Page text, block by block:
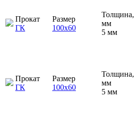
Прокат
ГК
Размер
100х60
Толщина,
мм
5 мм
Прокат
ГК
Размер
100х60
Толщина,
мм
5 мм